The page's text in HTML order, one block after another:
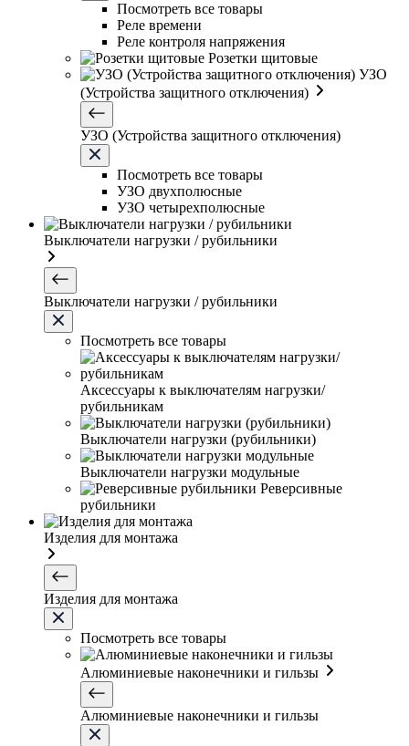
Посмотреть все товары
Реле времени
Реле контроля напряжения
Розетки щитовые
УЗО
(Устройства защитного отключения)
УЗО (Устройства защитного отключения)
Посмотреть все товары
УЗО двухполюсные
УЗО четырехполюсные
Выключатели нагрузки / рубильники
Выключатели нагрузки / рубильники
Посмотреть все товары
Аксессуары к выключателям нагрузки/
рубильникам
Выключатели нагрузки (рубильники)
Выключатели нагрузки модульные
Реверсивные
рубильники
Изделия для монтажа
Изделия для монтажа
Посмотреть все товары
Алюминиевые наконечники и гильзы
Алюминиевые наконечники и гильзы